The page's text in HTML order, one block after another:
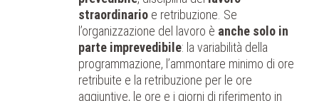
straordinario e retribuzione. Se
l’organizzazione del lavoro è anche solo in
parte imprevedibile: la variabilità della
programmazione, l’ammontare minimo di ore
retribuite e la retribuzione per le ore
aggiuntive, le ore e i giorni di riferimento in